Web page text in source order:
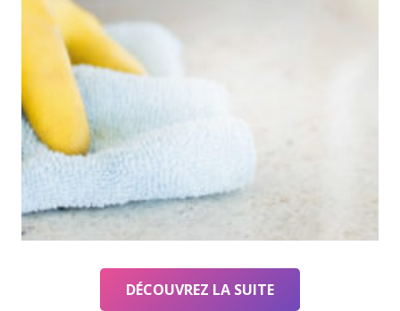
DÉCOUVREZ LA SUITE